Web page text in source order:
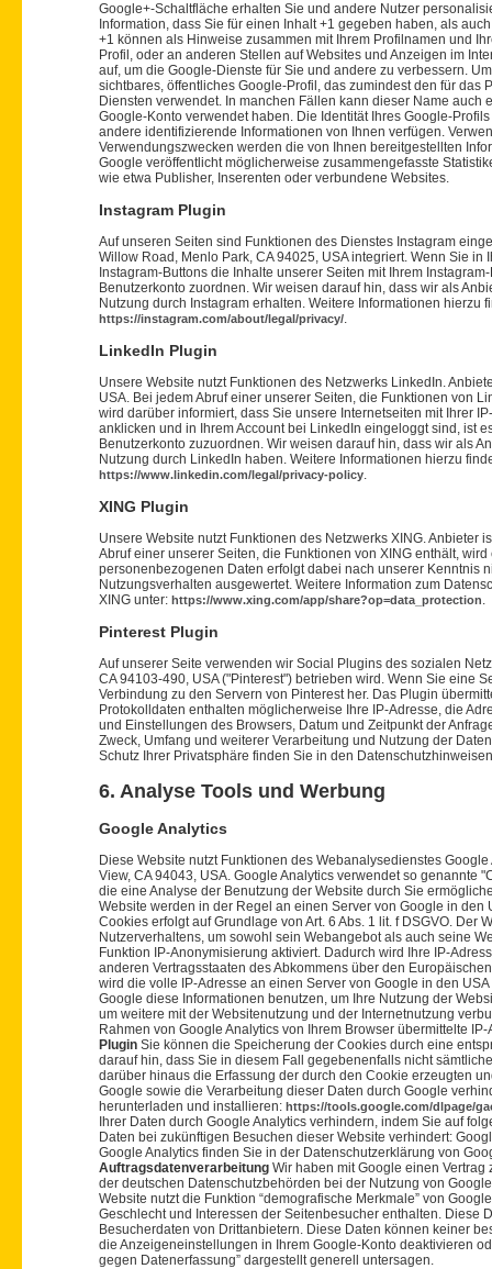
Google+-Schaltfläche erhalten Sie und andere Nutzer
Information, dass Sie für einen Inhalt +1 gegeben haben, als
+1 können als Hinweise zusammen mit Ihrem Profilnamen und
Profil, oder an anderen Stellen auf Websites und Anzeigen im
auf, um die Google-Dienste für Sie und andere zu verbessern.
sichtbares, öffentliches Google-Profil, das zumindest den für
Diensten verwendet. In manchen Fällen kann dieser Name
Google-Konto verwendet haben. Die Identität Ihres Google-
andere identifizierende Informationen von Ihnen verfügen.
Verwendungszwecken werden die von Ihnen bereitgestellten
Google veröffentlicht möglicherweise zusammengefasste
wie etwa Publisher, Inserenten oder verbundene Websites.
Instagram Plugin
Auf unseren Seiten sind Funktionen des Dienstes Instagram
Willow Road, Menlo Park, CA 94025, USA integriert. Wenn Sie
Instagram-Buttons die Inhalte unserer Seiten mit Ihrem
Benutzerkonto zuordnen. Wir weisen darauf hin, dass wir als
Nutzung durch Instagram erhalten. Weitere Informationen hierzu
https://instagram.com/about/legal/privacy/.
LinkedIn Plugin
Unsere Website nutzt Funktionen des Netzwerks LinkedIn.
USA. Bei jedem Abruf einer unserer Seiten, die Funktionen von
wird darüber informiert, dass Sie unsere Internetseiten mit Ihrer
anklicken und in Ihrem Account bei LinkedIn eingeloggt sind, ist
Benutzerkonto zuzuordnen. Wir weisen darauf hin, dass wir als
Nutzung durch LinkedIn haben. Weitere Informationen hierzu
https://www.linkedin.com/legal/privacy-policy.
XING Plugin
Unsere Website nutzt Funktionen des Netzwerks XING. Anbieter
Abruf einer unserer Seiten, die Funktionen von XING enthält,
personenbezogenen Daten erfolgt dabei nach unserer Kenntnis
Nutzungsverhalten ausgewertet. Weitere Information zum
XING unter: https://www.xing.com/app/share?op=data_protection.
Pinterest Plugin
Auf unserer Seite verwenden wir Social Plugins des sozialen
CA 94103-490, USA ("Pinterest") betrieben wird. Wenn Sie eine
Verbindung zu den Servern von Pinterest her. Das Plugin
Protokolldaten enthalten möglicherweise Ihre IP-Adresse, die
und Einstellungen des Browsers, Datum und Zeitpunkt der
Zweck, Umfang und weiterer Verarbeitung und Nutzung der
Schutz Ihrer Privatsphäre finden Sie in den
6. Analyse Tools und Werbung
Google Analytics
Diese Website nutzt Funktionen des Webanalysedienstes
View, CA 94043, USA. Google Analytics verwendet so genannte
die eine Analyse der Benutzung der Website durch Sie
Website werden in der Regel an einen Server von Google in
Cookies erfolgt auf Grundlage von Art. 6 Abs. 1 lit. f DSGVO.
Nutzerverhaltens, um sowohl sein Webangebot als auch seine
Funktion IP-Anonymisierung aktiviert. Dadurch wird Ihre IP-
anderen Vertragsstaaten des Abkommens über den
wird die volle IP-Adresse an einen Server von Google in den
Google diese Informationen benutzen, um Ihre Nutzung der
um weitere mit der Websitenutzung und der Internetnutzung
Rahmen von Google Analytics von Ihrem Browser übermittelte
Plugin Sie können die Speicherung der Cookies durch eine
darauf hin, dass Sie in diesem Fall gegebenenfalls nicht
darüber hinaus die Erfassung der durch den Cookie erzeugten
Google sowie die Verarbeitung dieser Daten durch Google
herunterladen und installieren: https://tools.google.com/dlpage/
Ihrer Daten durch Google Analytics verhindern, indem Sie auf
Daten bei zukünftigen Besuchen dieser Website verhindert:
Google Analytics finden Sie in der Datenschutzerklärung von
Auftragsdatenverarbeitung Wir haben mit Google einen
der deutschen Datenschutzbehörden bei der Nutzung von
Website nutzt die Funktion “demografische Merkmale” von
Geschlecht und Interessen der Seitenbesucher enthalten. Diese
Besucherdaten von Drittanbietern. Diese Daten können keiner
die Anzeigeneinstellungen in Ihrem Google-Konto deaktivieren
gegen Datenerfassung” dargestellt generell untersagen.